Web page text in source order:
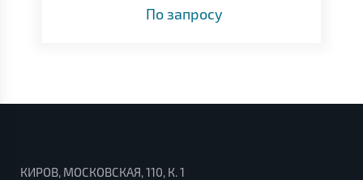
По запросу
КИРОВ, МОСКОВСКАЯ, 110, К. 1